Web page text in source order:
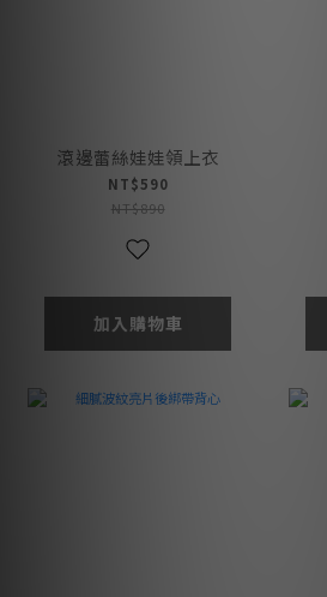
滾邊蕾絲娃娃領上衣
NT$590
NT$890
加入購物車